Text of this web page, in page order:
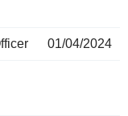
01/04/2024